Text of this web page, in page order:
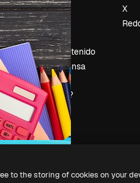
Blog
Eventos
Slidesgo
Vender contenido
Sala de prensa
¿Buscas
magnific.ai?
X
to the storing of cookies on your